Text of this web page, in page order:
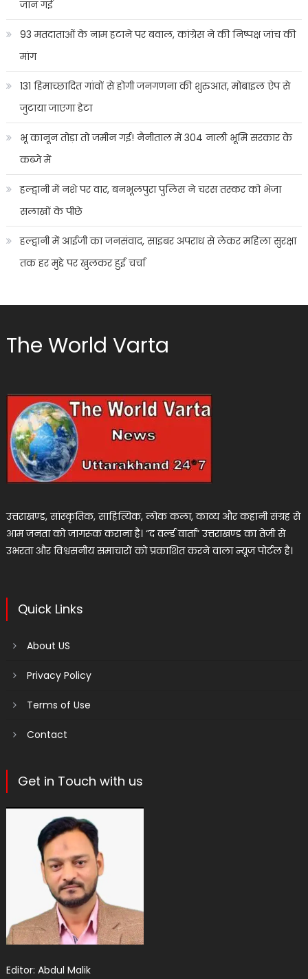
जान गई
93 मतदाताओं के नाम हटाने पर बवाल, कांग्रेस ने की निष्पक्ष जांच की
मांग
131 हिमाच्छादित गांवों से होगी जनगणना की शुरुआत, मोबाइल ऐप से
जुटाया जाएगा डेटा
भू कानून तोड़ा तो जमीन गई! नैनीताल में 304 नाली भूमि सरकार के
कब्जे में
हल्द्वानी में नशे पर वार, बनभूलपुरा पुलिस ने चरस तस्कर को भेजा
सलाखों के पीछे
हल्द्वानी में आईजी का जनसंवाद, साइबर अपराध से लेकर महिला सुरक्षा
तक हर मुद्दे पर खुलकर हुई चर्चा
The World Varta
उत्तराखण्ड, सांस्कृतिक, साहित्यिक, लोक कला, काव्य और कहानी संग्रह से
आम जनता को जागरूक कराना है। “द वर्ल्ड वार्ता” उत्तराखण्ड का तेजी से
उभरता और विश्वसनीय समाचारों को प्रकाशित करने वाला न्यूज पोर्टल है।
Quick Links
About US
Privacy Policy
Terms of Use
Contact
Get in Touch with us
Editor: Abdul Malik